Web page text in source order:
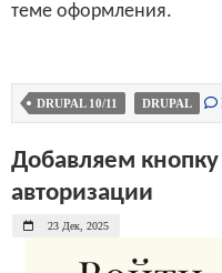
теме оформления.
DRUPAL 10/11 DRUPAL
Добавляем
авторизации
23 Дек, 2025